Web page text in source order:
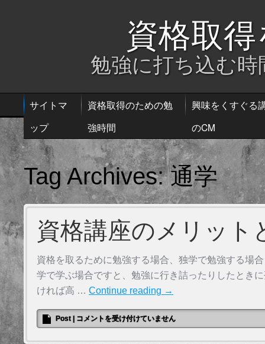
資格取
勉強に打ち込む
サイトマ
ップ
資格取得のための勉
強時間
興味をくすぐる
のCM
Tag Archives:通学
資格講座のメリット
資格を取るために勉強する場合、独学で勉強する場
学で学ぶ場合ですと、勉強に行き詰ったりしたとき
ければ高 … Continue reading →
Post コメントを受け付けていません